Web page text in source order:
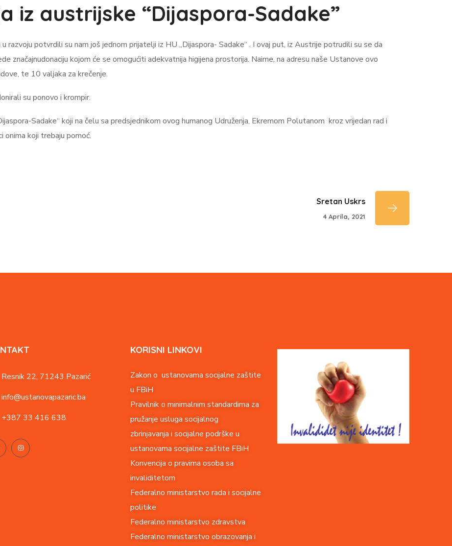
iz austrijske “Dijaspora-Sadake”
razvoju potvrdili su nam još jednom prijatelji iz HU „Dijaspora- Sadake“ . I ovaj put, iz Austrije potrudili su se da
značajnudonaciju kojom će se omogućiti adekvatnija higijena prostorija. Naime, na adresu naše Ustanove ovo
te 10 valjaka za krečenje.
su ponovo i krompir.
Sadake“ koji na čelu sa predsjednikom ovog humanog Udruženja, Ekremom Polutanom kroz vrijedan rad i
onima koji trebaju pomoć.
Sretan Uskrs
4 Aprila, 2021
Resnik 22, 71243 Pazarić
info@ustanovapazaric.ba
+387 33 416 638
KORISNI LINKOVI
Zakon o ustanovama socijalne zaštite
u FBiH
Pravilnik o minimalnim standardima za
pružanje usluga socijalnog
zbrinjavanja i socijalne podrške u
ustanovama socijalne zaštite FBiH
Konvencija o pravima osoba sa
invaliditetom
Federalno ministarstvo rada i socijalne
politike
Federalno ministarstvo zdravstva
Federalno ministarstvo obrazovanja i